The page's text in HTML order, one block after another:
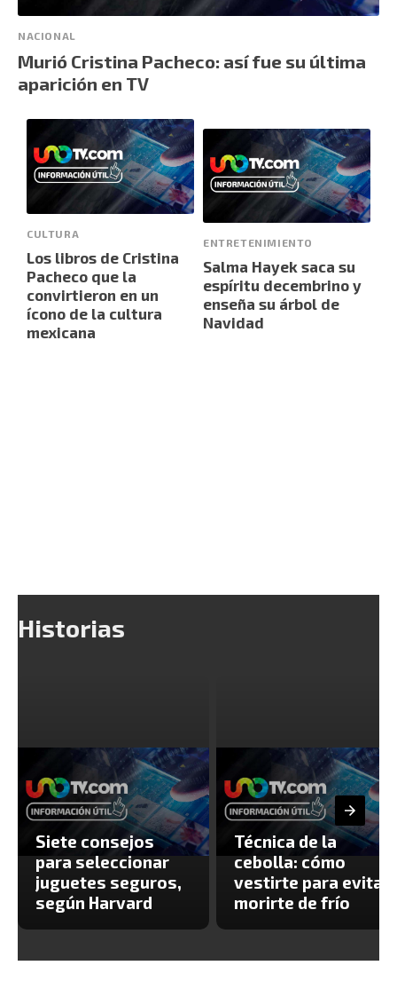
NACIONAL
Murió Cristina Pacheco: así fue su última
aparición en TV
CULTURA
Los libros de Cristina
Pacheco que la
convirtieron en un
ícono de la cultura
mexicana
ENTRETENIMIENTO
Salma Hayek saca su
espíritu decembrino y
enseña su árbol de
Navidad
Historias
Siete consejos
para seleccionar
juguetes seguros,
según Harvard
Técnica de la
cebolla: cómo
vestirte para evitar
morirte de frío